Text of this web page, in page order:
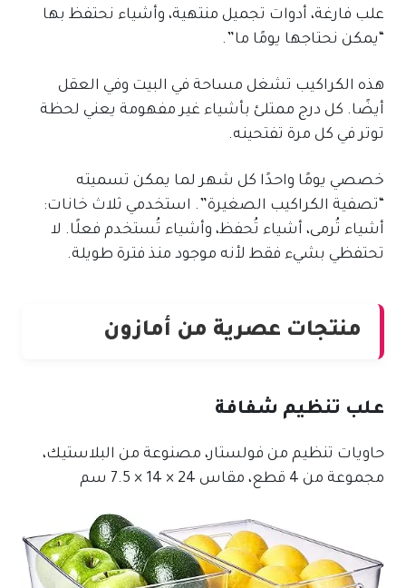
علب فارغة، أدوات تجميل منتهية، وأشياء نحتفظ بها
“يمكن نحتاجها يومًا ما”.
هذه الكراكيب تشغل مساحة في البيت وفي العقل
أيضًا. كل درج ممتلئ بأشياء غير مفهومة يعني لحظة
توتر في كل مرة تفتحينه.
خصصي يومًا واحدًا كل شهر لما يمكن تسميته
“تصفية الكراكيب الصغيرة”. استخدمي ثلاث خانات:
أشياء تُرمى، أشياء تُحفظ، وأشياء تُستخدم فعلًا. لا
تحتفظي بشيء فقط لأنه موجود منذ فترة طويلة.
منتجات عصرية من أمازون
علب تنظيم شفافة
حاويات تنظيم من فولستار، مصنوعة من البلاستيك،
مجموعة من 4 قطع، مقاس 24 × 14 × 7.5 سم